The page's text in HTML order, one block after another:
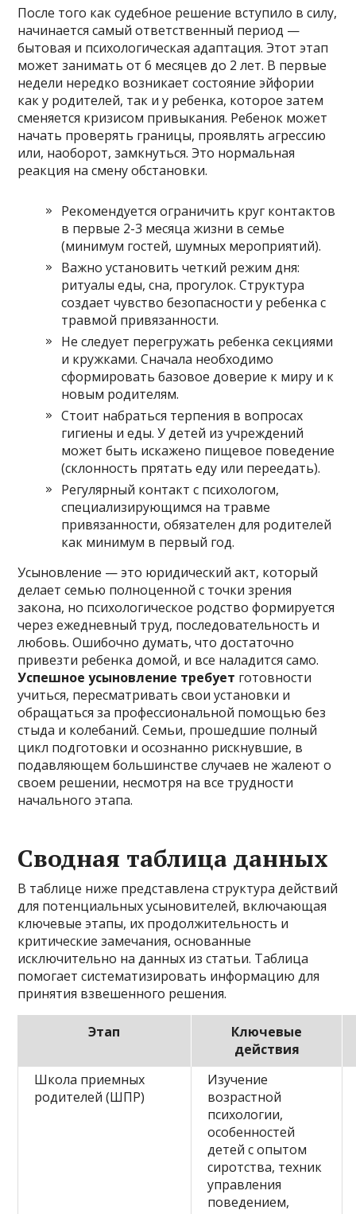
После того как судебное решение вступило в силу,
начинается самый ответственный период —
бытовая и психологическая адаптация. Этот этап
может занимать от 6 месяцев до 2 лет. В первые
недели нередко возникает состояние эйфории
как у родителей, так и у ребенка, которое затем
сменяется кризисом привыкания. Ребенок может
начать проверять границы, проявлять агрессию
или, наоборот, замкнуться. Это нормальная
реакция на смену обстановки.
Рекомендуется ограничить круг контактов
в первые 2-3 месяца жизни в семье
(минимум гостей, шумных мероприятий).
Важно установить четкий режим дня:
ритуалы еды, сна, прогулок. Структура
создает чувство безопасности у ребенка с
травмой привязанности.
Не следует перегружать ребенка секциями
и кружками. Сначала необходимо
сформировать базовое доверие к миру и к
новым родителям.
Стоит набраться терпения в вопросах
гигиены и еды. У детей из учреждений
может быть искажено пищевое поведение
(склонность прятать еду или переедать).
Регулярный контакт с психологом,
специализирующимся на травме
привязанности, обязателен для родителей
как минимум в первый год.
Усыновление — это юридический акт, который
делает семью полноценной с точки зрения
закона, но психологическое родство формируется
через ежедневный труд, последовательность и
любовь. Ошибочно думать, что достаточно
привезти ребенка домой, и все наладится само.
Успешное усыновление требует готовности
учиться, пересматривать свои установки и
обращаться за профессиональной помощью без
стыда и колебаний. Семьи, прошедшие полный
цикл подготовки и осознанно рискнувшие, в
подавляющем большинстве случаев не жалеют о
своем решении, несмотря на все трудности
начального этапа.
Сводная таблица данных
В таблице ниже представлена структура действий
для потенциальных усыновителей, включающая
ключевые этапы, их продолжительность и
критические замечания, основанные
исключительно на данных из статьи. Таблица
помогает систематизировать информацию для
принятия взвешенного решения.
Этап
Ключевые
действия
Школа приемных
родителей (ШПР)
Изучение
возрастной
психологии,
особенностей
детей с опытом
сиротства, техник
управления
поведением,